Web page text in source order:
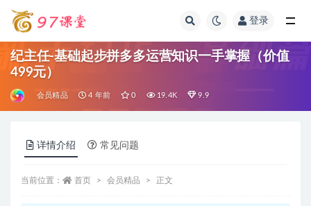
登录
纪主任-基础起步拼多多运营知识一手掌握（价值
499元）
会员精品 4 年前 0 19.4K 9.9
详情介绍 常见问题
当前位置： 首页 会员精品 正文